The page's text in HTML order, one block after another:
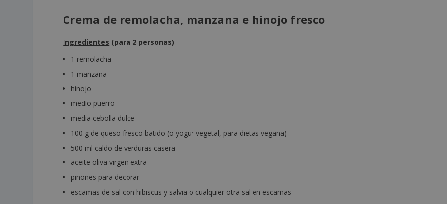
Crema de remolacha, manzana e hinojo fresco
Ingredientes (para 2 personas)
1 remolacha
1 manzana
hinojo
medio puerro
media cebolla dulce
100 g de queso fresco batido (o yogur vegetal, para dietas vegana)
500 ml caldo de verduras casera
aceite oliva virgen extra
piñones para decorar
escamas de sal con hibiscus y salvia o cualquier otra sal en escamas